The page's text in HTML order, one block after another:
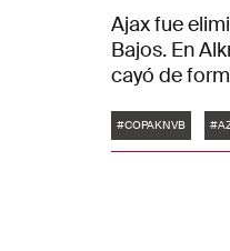
Ajax fue
Bajos. En
cayó de
minutos
Wijndal.
#COPAKNVB